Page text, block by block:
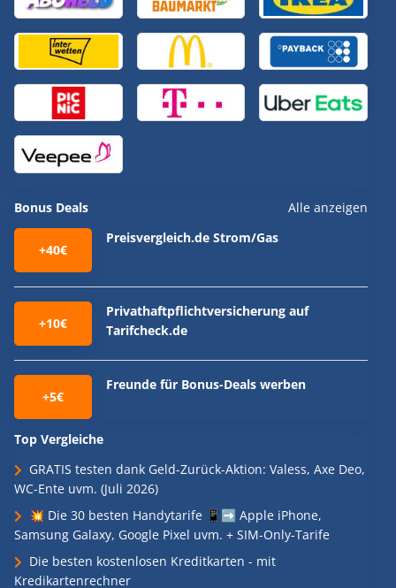
Bonus Deals Alle anzeigen
+40€
Preisvergleich.de Strom/Gas
+10€
Privathaftpflichtversicherung auf
Tarifcheck.de
+5€
Freunde für Bonus-Deals werben
Top Vergleiche
GRATIS testen dank Geld-Zurück-Aktion: Valess, Axe Deo,
WC-Ente uvm. (Juli 2026)
💥 Die 30 besten Handytarife 📱➡️ Apple iPhone,
Samsung Galaxy, Google Pixel uvm. + SIM-Only-Tarife
Die besten kostenlosen Kreditkarten - mit
Kredikartenrechner